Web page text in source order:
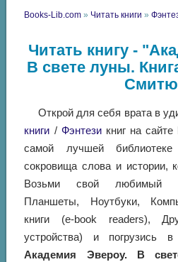
Books-Lib.com » Читать книги »
Читать книгу -
В свете луны.
Открой для себя врата в
книги / Фэнтезикниг на сайте
самой лучшей
сокровища слова и истории,
Возьми свой любимый
Планшеты, Ноутбуки,
книги (e-book readers),
устройства) и погрузись
Академия Эвероу. В